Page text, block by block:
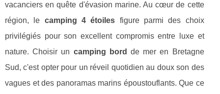
vacanciers en quête d'évasion marine. Au cœur de cette
région, le camping 4 étoiles figure parmi des choix
privilégiés pour son excellent compromis entre luxe et
nature. Choisir un camping bord de mer en Bretagne
Sud, c'est opter pour un réveil quotidien au doux son des
vagues et des panoramas marins époustouflants. Que ce